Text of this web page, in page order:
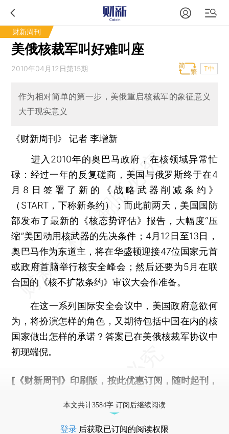
财新周刊
美俄核裁军叫好难叫座
2010年04月12日第15期 T中
作为相对简单的第一步，美俄重启核裁军的象征意义
大于现实意义
《财新周刊》 记者李增新
进入2010年的奥巴马政府，在核领域异常忙
碌：经过一年的反复磋商，美国与俄罗斯终于在4
月8日签署了新的《战略武器削减条约》
（START，下称新条约）；而此前两天，美国国防
部发布了最新的《核态势评估》报告，大幅度“压
缩”美国动用核武器的先决条件；4月12日至13日，
奥巴马作为东道主，将在华盛顿迎接47位国家元首
或政府首脑举行核安全峰会；然后还要为5月在联
合国的《核不扩散条约》审议大会作准备。
在这一系列国际安全会议中，美国政府意欲何
为，将扮演怎样的角色，又期待包括中国在内的核
国家做出怎样的承诺？答案已在美俄核裁军协议中
初现端倪。
[《财新周刊》印刷版， 按此优惠订阅 ，随时起刊，
本文共计3584字 订阅后继续阅读
登录 后获取已订阅的阅读权限